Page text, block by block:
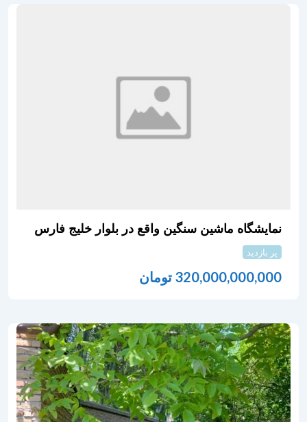
نمایشگاه ماشین سنگین واقع در بلوار خلیج فارس
پر بازدید
320,000,000,000 تومان